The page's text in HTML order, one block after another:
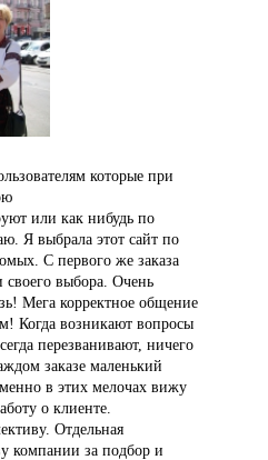
которые при
или как нибудь по
Я выбрала этот сайт по
С первого же заказа
своего выбора. Очень
Мега корректное общение
Когда возникают вопросы
перезванивают, ничего
заказе маленький
в этих мелочах вижу
о клиенте.
Отдельная
компании за подбор и